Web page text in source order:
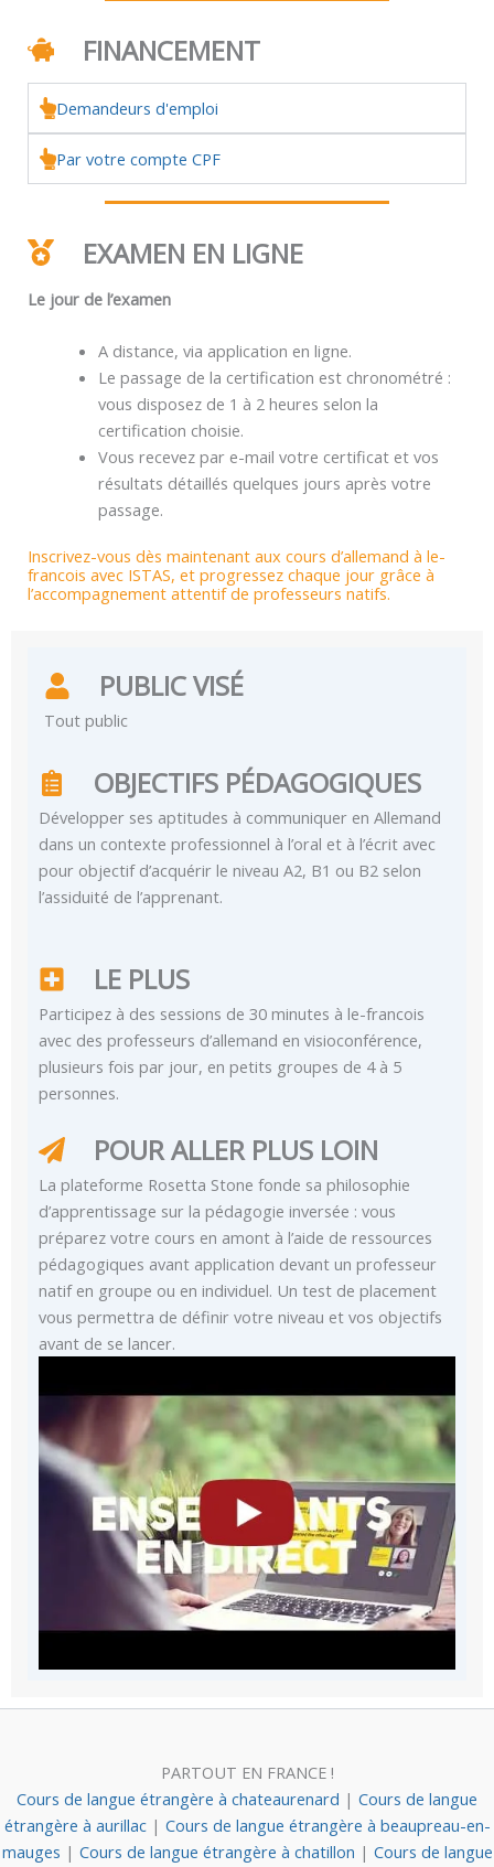
FINANCEMENT
Demandeurs d'emploi
Par votre compte CPF
EXAMEN EN LIGNE
Le jour de l’examen
A distance, via application en ligne.
Le passage de la certification est chronométré :
vous disposez de 1 à 2 heures selon la
certification choisie.
Vous recevez par e-mail votre certificat et vos
résultats détaillés quelques jours après votre
passage.
Inscrivez-vous dès maintenant aux cours d’allemand à le-
francois avec ISTAS, et progressez chaque jour grâce à
l’accompagnement attentif de professeurs natifs.
PUBLIC VISÉ
Tout public
OBJECTIFS PÉDAGOGIQUES
Développer ses aptitudes à communiquer en Allemand
dans un contexte professionnel à l’oral et à l’écrit avec
pour objectif d’acquérir le niveau A2, B1 ou B2 selon
l’assiduité de l’apprenant.
LE PLUS
Participez à des sessions de 30 minutes à le-francois
avec des professeurs d’allemand en visioconférence,
plusieurs fois par jour, en petits groupes de 4 à 5
personnes.
POUR ALLER PLUS LOIN
La plateforme Rosetta Stone fonde sa philosophie
d’apprentissage sur la pédagogie inversée : vous
préparez votre cours en amont à l’aide de ressources
pédagogiques avant application devant un professeur
natif en groupe ou en individuel. Un test de placement
vous permettra de définir votre niveau et vos objectifs
avant de se lancer.
PARTOUT EN FRANCE !
Cours de langue étrangère à chateaurenard | Cours de langue
étrangère à aurillac | Cours de langue étrangère à beaupreau-en-
mauges | Cours de langue étrangère à chatillon | Cours de langue